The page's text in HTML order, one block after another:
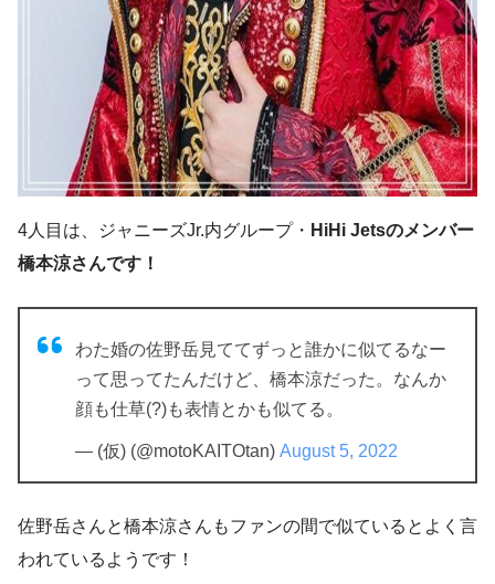
4人目は、ジャニーズJr.内グループ・ HiHi Jetsのメンバー
橋本涼さんです！
わた婚の佐野岳見ててずっと誰かに似てるなー
って思ってたんだけど、橋本涼だった。なんか
顔も仕草(?)も表情とかも似てる。
— (仮) (@motoKAITOtan) August 5, 2022
佐野岳さんと橋本涼さんもファンの間で似ているとよく言
われているようです！